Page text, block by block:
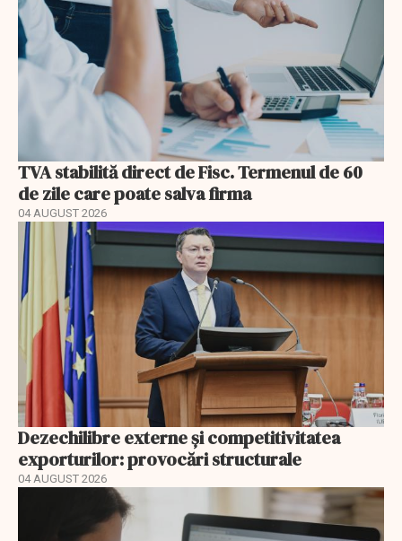
TVA stabilită direct de Fisc. Termenul de 60
de zile care poate salva firma
04 AUGUST 2026
Dezechilibre externe și competitivitatea
exporturilor: provocări structurale
04 AUGUST 2026